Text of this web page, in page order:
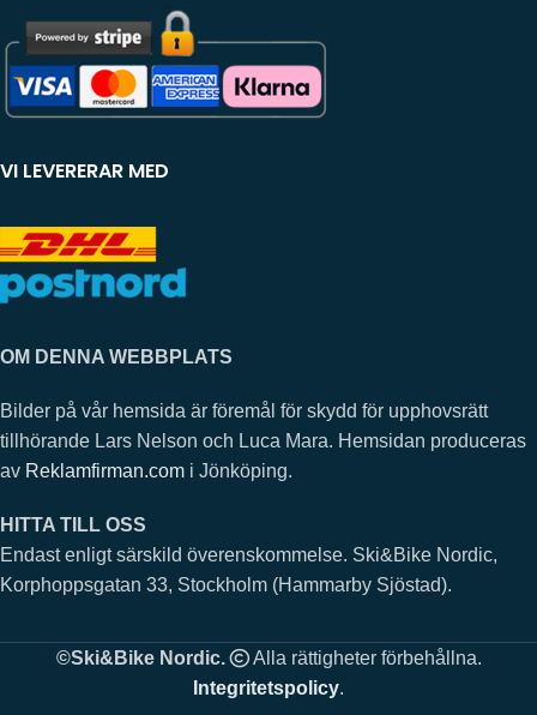
VI LEVERERAR MED
OM DENNA WEBBPLATS
Bilder på vår hemsida är föremål för skydd för upphovsrätt
tillhörande Lars Nelson och Luca Mara. Hemsidan produceras
av Reklamfirman.com i Jönköping.
HITTA TILL OSS
Endast enligt särskild överenskommelse. Ski&Bike Nordic,
Korphoppsgatan 33, Stockholm (Hammarby Sjöstad).
©Ski&Bike Nordic.
Alla rättigheter förbehållna.
Integritetspolicy.